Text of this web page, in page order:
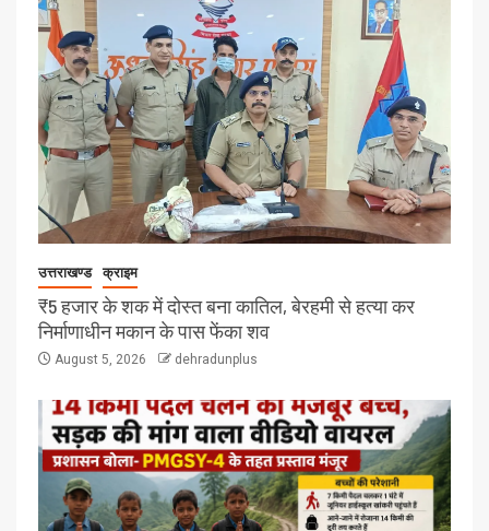
उत्तराखण्ड क्राइम
₹5 हजार के शक में दोस्त बना कातिल, बेरहमी से हत्या कर
निर्माणाधीन मकान के पास फेंका शव
August 5, 2026 dehradunplus